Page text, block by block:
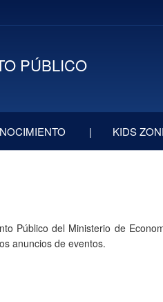
PÚBLICO
KIDS
Público del Ministerio de
anuncios de eventos.